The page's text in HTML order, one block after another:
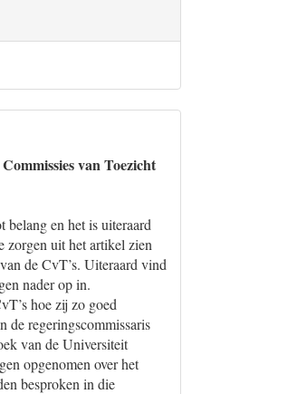
van Toezicht
en het is uiteraard
zorgen uit het artikel zien
de CvT’s. Uiteraard vind
nader op in.
hoe zij zo goed
de regeringscommissaris
van de Universiteit
opgenomen over het
besproken in die